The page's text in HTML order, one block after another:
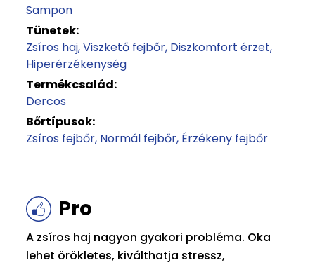
Sampon
Tünetek:
Zsíros haj Viszkető fejbőr Diszkomfort érzet
Hiperérzékenység
Termékcsalád:
Dercos
Bőrtípusok:
Zsíros fejbőr Normál fejbőr Érzékeny fejbőr
Pro
A zsíros haj nagyon gyakori probléma. Oka
lehet örökletes, kiválthatja stressz,